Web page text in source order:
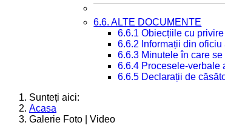
6.6. ALTE DOCUMENTE
6.6.1 Obiecțiile cu
6.6.2 Informații din
6.6.3 Minutele în care
6.6.4 Procesele-verbale
6.6.5 Declarații de
Sunteți aici:
Acasa
Galerie Foto | Video